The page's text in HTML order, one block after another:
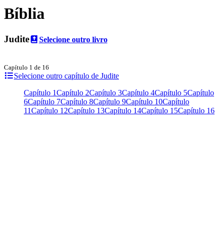
Bíblia
Judite Selecione outro livro
Capítulo 1 de 16
Selecione outro capítulo de Judite
Capítulo 1Capítulo 2Capítulo 3Capítulo 4Capítulo 5Capítulo
6Capítulo 7Capítulo 8Capítulo 9Capítulo 10Capítulo
11Capítulo 12Capítulo 13Capítulo 14Capítulo 15Capítulo 16